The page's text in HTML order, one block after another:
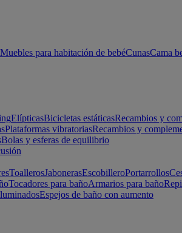
Muebles para habitación de bebéCunasCama
ElípticasBicicletas estáticasRecambios y
Plataformas vibratoriasRecambios y
Bolas y esferas de equilibrio
ToallerosJabonerasEscobilleroPortarrollos
Tocadores para bañoArmarios para baño
Espejos de baño con aumento